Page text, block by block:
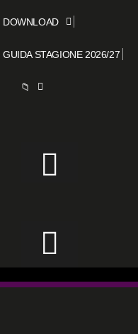
DOWNLOAD
GUIDA STAGIONE 2026/27
📁